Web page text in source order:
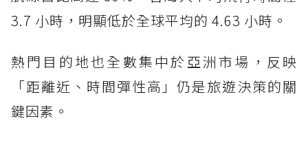
3.7 小時，明顯低於全球平均的 4.63 小時。
熱門目的地也全數集中於亞洲市場，反映
「距離近、時間彈性高」仍是旅遊決策的關
鍵因素。